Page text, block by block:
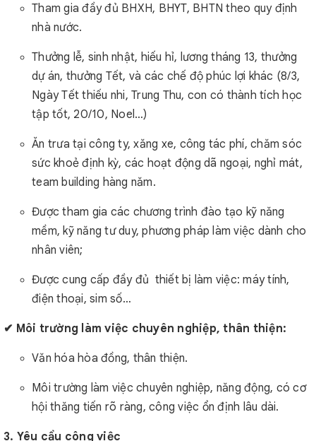
Tham gia đầy đủ BHXH, BHYT, BHTN theo quy định
nhà nước.
Thưởng lễ, sinh nhật, hiếu hỉ, lương tháng 13, thưởng
dự án, thưởng Tết, và các chế độ phúc lợi khác (8/3,
Ngày Tết thiếu nhi, Trung Thu, con có thành tích học
tập tốt, 20/10, Noel…)
Ăn trưa tại công ty, xăng xe, công tác phí, chăm sóc
sức khoẻ định kỳ, các hoạt động dã ngoại, nghỉ mát,
team building hàng năm.
Được tham gia các chương trình đào tạo kỹ năng
mềm, kỹ năng tư duy, phương pháp làm việc dành cho
nhân viên;
Được cung cấp đầy đủ thiết bị làm việc: máy tính,
điện thoại, sim số…
✔ Môi trường làm việc chuyên nghiệp, thân thiện:
Văn hóa hòa đồng, thân thiện.
Môi trường làm việc chuyên nghiệp, năng động, có cơ
hội thăng tiến rõ ràng, công việc ổn định lâu dài.
3. Yêu cầu công việc